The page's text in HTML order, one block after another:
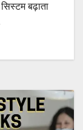
बढ़ाता